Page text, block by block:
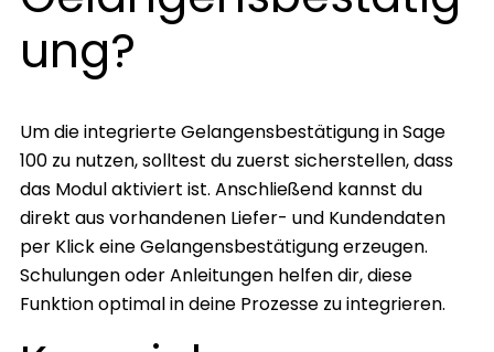
ung?
Um die integrierte Gelangensbestätigung in Sage
100 zu nutzen, solltest du zuerst sicherstellen, dass
das Modul aktiviert ist. Anschließend kannst du
direkt aus vorhandenen Liefer- und Kundendaten
per Klick eine Gelangensbestätigung erzeugen.
Schulungen oder Anleitungen helfen dir, diese
Funktion optimal in deine Prozesse zu integrieren.